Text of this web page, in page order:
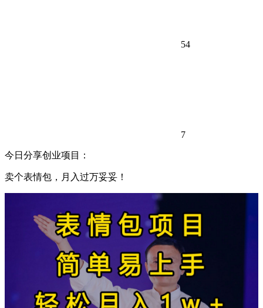
54
7
今日分享创业项目：
卖个表情包，月入过万妥妥！